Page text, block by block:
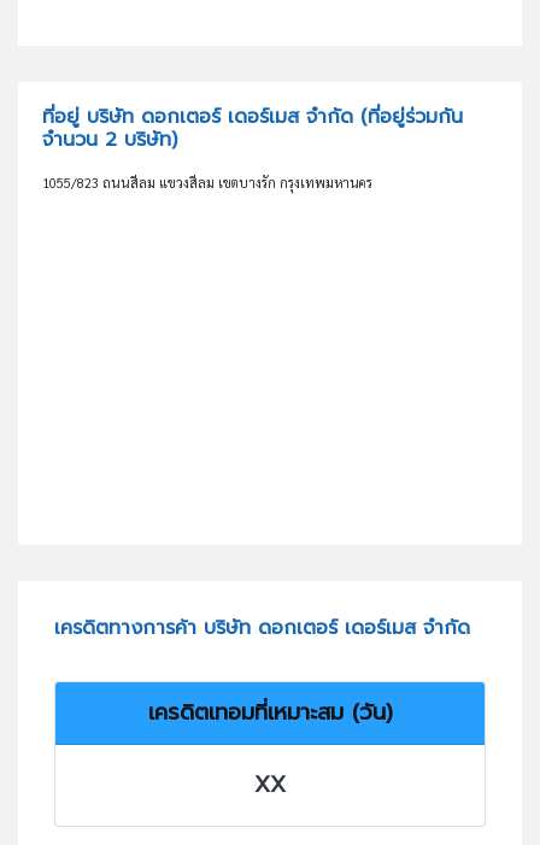
ที่อยู่ บริษัท ดอกเตอร์ เดอร์เมส จำกัด (ที่อยู่ร่วมกัน
จำนวน 2 บริษัท)
1055/823 ถนนสีลม แขวงสีลม เขตบางรัก กรุงเทพมหานคร
เครดิตทางการค้า บริษัท ดอกเตอร์ เดอร์เมส จำกัด
เครดิตเทอมที่เหมาะสม (วัน)
XX